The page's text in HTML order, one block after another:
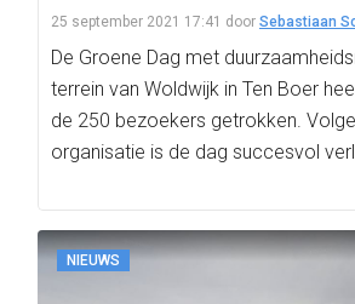
25 september 2021 17:41 door Sebastiaan
De Groene Dag met
terrein van Woldwijk in Ten Boer
de 250 bezoekers getrokken.
organisatie is de dag succesvol
NIEUWS